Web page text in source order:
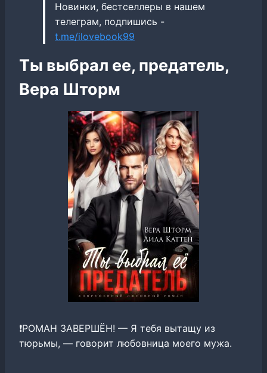
Новинки, бестселлеры в нашем
телеграм, подпишись -
t.me/ilovebook99
Ты выбрал ее, предатель,
Вера Шторм
❗РОМАН ЗАВЕРШЁН! — Я тебя вытащу из
тюрьмы, — говорит любовница моего мужа.